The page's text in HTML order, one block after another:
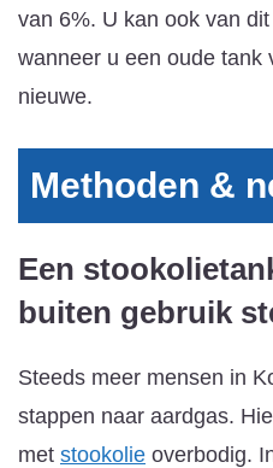
van 6%. U kan ook van
wanneer u een oude tank
nieuwe.
Methoden &
Een
buiten gebruik
Steeds meer mensen in
stappen naar aardgas.
met stookolie overbodig.